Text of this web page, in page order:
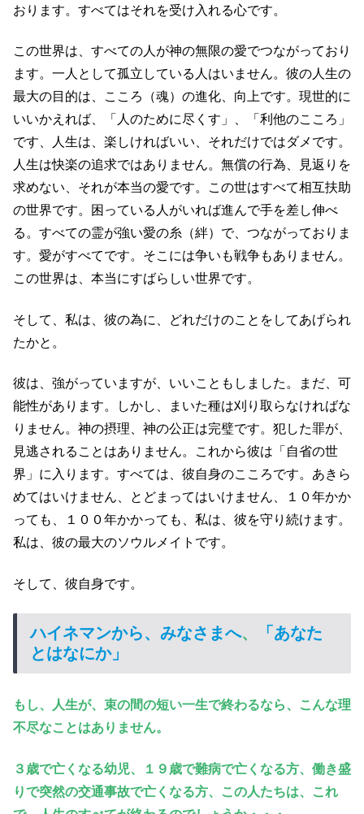
おります。すべてはそれを受け入れる心です。
この世界は、すべての人が神の無限の愛でつながっており
ます。一人として孤立している人はいません。彼の人生の
最大の目的は、こころ（魂）の進化、向上です。現世的に
いいかえれば、「人のために尽くす」、「利他のこころ」
です、人生は、楽しければいい、それだけではダメです。
人生は快楽の追求ではありません。無償の行為、見返りを
求めない、それが本当の愛です。この世はすべて相互扶助
の世界です。困っている人がいれば進んで手を差し伸べ
る。すべての霊が強い愛の糸（絆）で、つながっておりま
す。愛がすべてです。そこには争いも戦争もありません。
この世界は、本当にすばらしい世界です。
そして、私は、彼の為に、どれだけのことをしてあげられ
たかと。
彼は、強がっていますが、いいこともしました。まだ、可
能性があります。しかし、まいた種は刈り取らなければな
りません。神の摂理、神の公正は完璧です。犯した罪が、
見逃されることはありません。これから彼は「自省の世
界」に入ります。すべては、彼自身のこころです。あきら
めてはいけません、とどまってはいけません、１０年かか
っても、１００年かかっても、私は、彼を守り続けます。
私は、彼の最大のソウルメイトです。
そして、彼自身です。
ハイネマンから、みなさまへ、
「あなた
とはなにか」
もし、人生が、束の間の短い一生で終わるなら、こんな理
不尽なことはありません。
３歳で亡くなる幼児、１９歳で難病で亡くなる方、働き盛
りで突然の交通事故で亡くなる方、この人たちは、これ